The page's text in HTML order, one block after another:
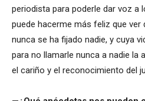
periodista para poderle dar voz a
puede hacerme más feliz que ver
nunca se ha fijado nadie, y cuya
para no llamarle nunca a nadie la
el cariño y el reconocimiento del